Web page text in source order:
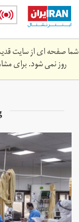
Skip
main
content
شما صفحه ای از سایت
روز نمی شود. برای